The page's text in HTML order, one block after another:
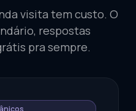
visita tem custo. O
respostas
pra sempre.